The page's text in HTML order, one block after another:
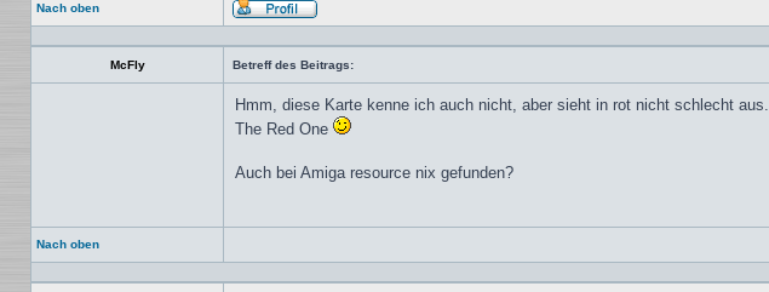
Nach oben
Profil
McFly
Betreff des Beitrags:
Hmm, diese Karte kenne ich auch nicht, aber sieht in rot nicht schlecht aus.
The Red One
Auch bei Amiga resource nix gefunden?
Nach oben